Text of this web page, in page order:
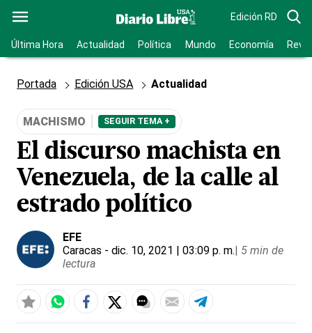
Edición RD
Última Hora Actualidad Política Mundo Economía
Portada Edición USA Actualidad
MACHISMO SEGUIR TEMA +
El discurso machista en
Venezuela, de la calle al
estrado político
EFE
Caracas - dic. 10, 2021 | 03:09 p. m.| 5 min de
lectura